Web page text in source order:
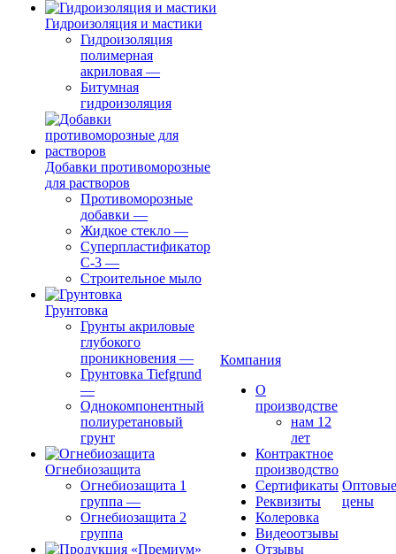
Гидроизоляция и мастики
Гидроизоляция
полимерная
акриловая —
Битумная
гидроизоляция
Добавки противоморозные
для растворов
Противоморозные
добавки —
Жидкое стекло —
Суперпластификатор
С-3 —
Строительное мыло
Грунтовка
Грунты акриловые
глубокого
проникновения —
Грунтовка Tiefgrund
—
Однокомпонентный
полиуретановый
грунт
Огнебиозащита
Огнебиозащита 1
группа —
Огнебиозащита 2
группа
Компания
О
производстве
нам 12
лет
Контрактное
производство
Сертификаты
Реквизиты
Колеровка
Видеоотзывы
Отзывы
Оптовые
цены